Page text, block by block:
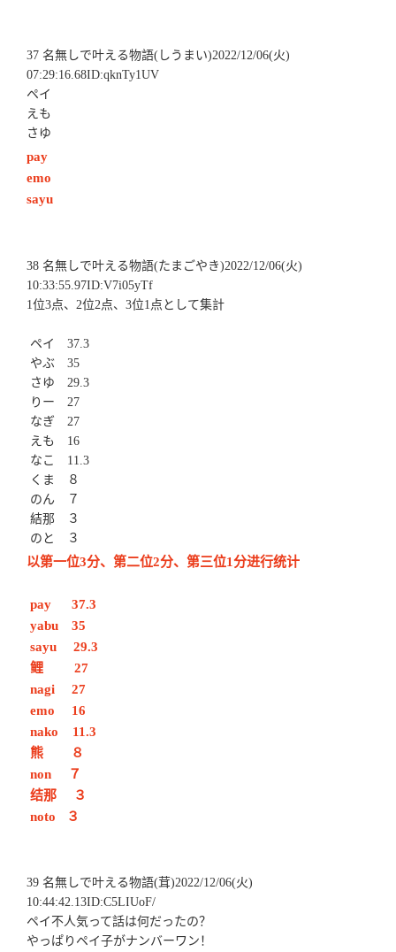
37 名無しで叶える物語(しうまい)2022/12/06(火)
07:29:16.68ID:qknTy1UV
ペイ
えも
さゆ
pay
emo
sayu
38 名無しで叶える物語(たまごやき)2022/12/06(火)
10:33:55.97ID:V7i05yTf
1位3点、2位2点、3位1点として集計
ペイ　37.3
やぶ　35
さゆ　29.3
りー　27
なぎ　27
えも　16
なこ　11.3
くま　８
のん　７
結那　３
のと　３
以第一位3分、第二位2分、第三位1分进行统计
pay
37.3
yabu　35
sayu
29.3
鲤
27
nagi
27
emo
16
nako
11.3
熊
８
non
７
结那
３
noto
３
39 名無しで叶える物語(茸)2022/12/06(火)
10:44:42.13ID:C5LIUoF/
ペイ不人気って話は何だったの？
やっぱりペイ子がナンバーワン！